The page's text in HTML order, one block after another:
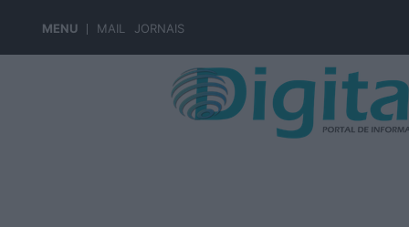
MENU MAIL JORNAIS